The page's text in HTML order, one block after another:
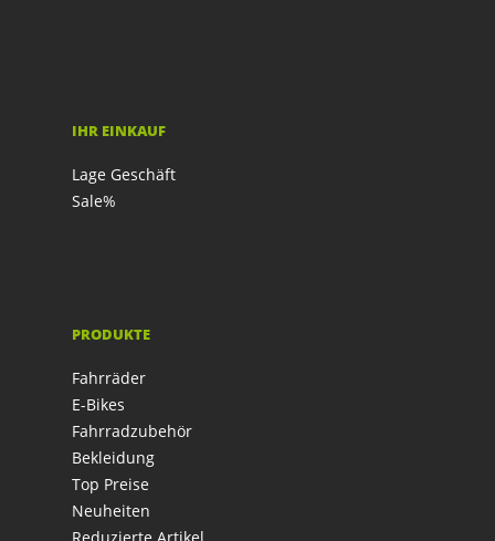
IHR EINKAUF
Lage Geschäft
Sale%
PRODUKTE
Fahrräder
E-Bikes
Fahrradzubehör
Bekleidung
Top Preise
Neuheiten